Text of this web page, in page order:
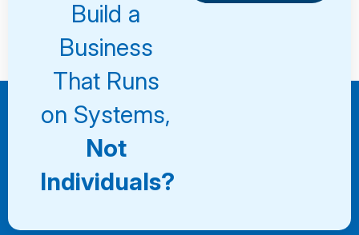
Build a
Business
That Runs
on Systems,
Not
Individuals?
Consultation
Book a